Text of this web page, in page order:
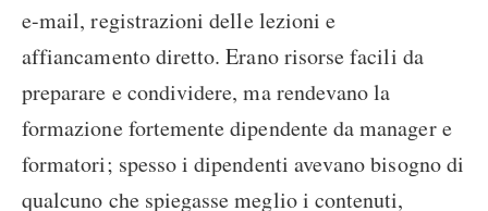
e-mail, registrazioni delle lezioni e
affiancamento diretto. Erano risorse facili da
preparare e condividere, ma rendevano la
formazione fortemente dipendente da manager e
formatori; spesso i dipendenti avevano bisogno di
qualcuno che spiegasse meglio i contenuti,